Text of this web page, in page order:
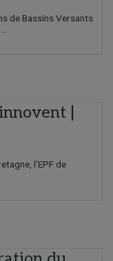
de Bassins Versants
|
l'EPF de